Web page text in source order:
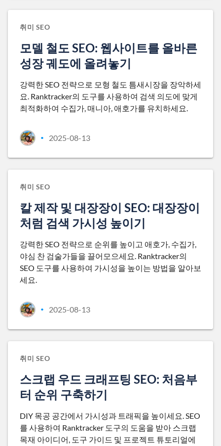
취미 SEO
모델 철도 SEO: 웹사이트를 올바른
성장 궤도에 올려놓기
강력한 SEO 전략으로 모형 철도 틈새시장을 장악하세
요. Ranktracker의 도구를 사용하여 검색 의도에 맞게
최적화하여 수집가, 매니아, 애호가를 유치하세요.
• 2025-08-13
취미 SEO
칼 제작 및 대장장이 SEO: 대장장이
처럼 검색 가시성 높이기
강력한 SEO 전략으로 순위를 높이고 애호가, 수집가,
야심 찬 검술가들을 끌어모으세요. Ranktracker의
SEO 도구를 사용하여 가시성을 높이는 방법을 알아보
세요.
• 2025-08-13
취미 SEO
스크랩 우드 크래프팅 SEO: 처음부
터 순위 구축하기
DIY 목공 공간에서 가시성과 트래픽을 높이세요. SEO
를 사용하여 Ranktracker 도구의 도움을 받아 스크랩
목재 아이디어, 도구 가이드 및 프로젝트 튜토리얼에